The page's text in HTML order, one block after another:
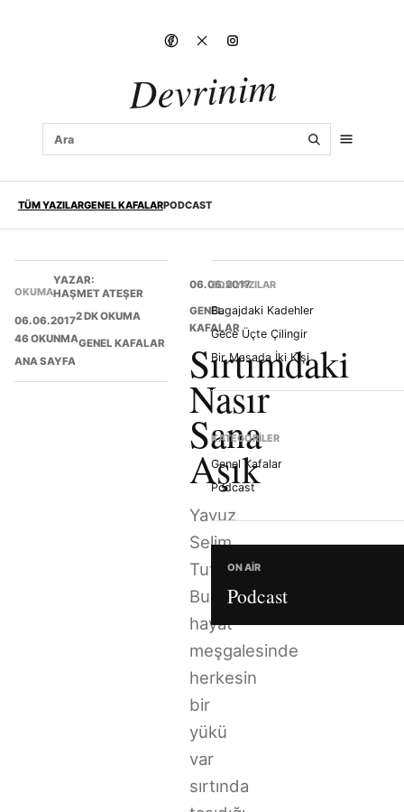
Devrinim
TÜM YAZILARGENEL KAFALARPODCAST
OKUMA
YAZAR:
HAŞMET ATEŞER
06.06.20172 DK OKUMA
46 OKUNMAGENEL KAFALAR
ANA SAYFA
06.06.2017
GENEL
KAFALAR
Sırtımdaki
Nasır
Sana
Aşık
Yavuz
Selim
Tut/
Bu
hayat
meşgalesinde
herkesin
bir
yükü
var
sırtında
SON YAZILAR
Bagajdaki Kadehler
Gece Üçte Çilingir
Bir Masada İki Kişi
KATEGORILER
Genel Kafalar
Podcast
ON AIR
Podcast